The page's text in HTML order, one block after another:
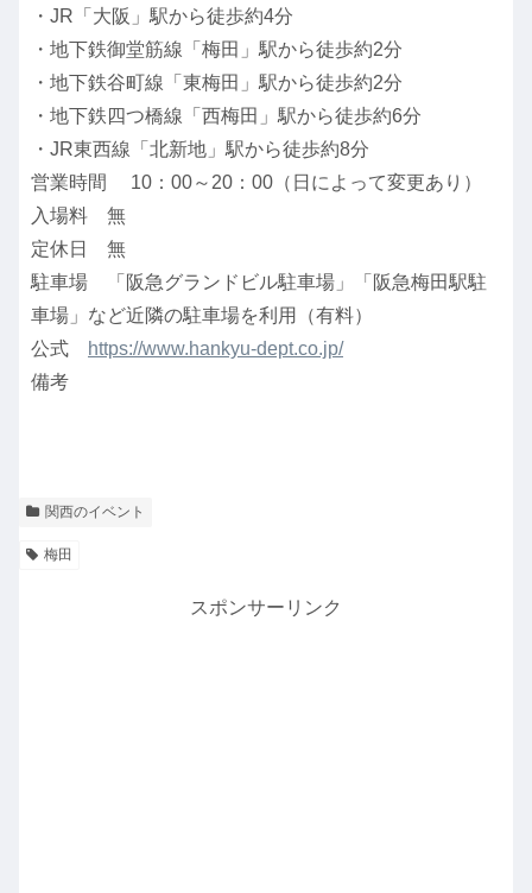
・JR「大阪」駅から徒歩約4分
・地下鉄御堂筋線「梅田」駅から徒歩約2分
・地下鉄谷町線「東梅田」駅から徒歩約2分
・地下鉄四つ橋線「西梅田」駅から徒歩約6分
・JR東西線「北新地」駅から徒歩約8分
営業時間 10：00～20：00（日によって変更あり）
入場料 無
定休日 無
駐車場 「阪急グランドビル駐車場」「阪急梅田駅駐
車場」など近隣の駐車場を利用（有料）
公式
https://www.hankyu-dept.co.jp/
備考
関西のイベント
梅田
スポンサーリンク